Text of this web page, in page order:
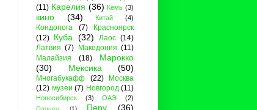
(11) Карелия (36) Кемь (3)
кино (34) Китай (4)
Кондопога (7)
Красноярск
(12) Куба (32) Лаос (14)
Латвия (7) Македония (11)
Малайзия
(18)
Марокко
(30)
Мексика (50)
Многабукафф (22)
Москва
(12) музеи (7) Новгород (11)
Новосибирск (3) ОАЭ (2)
Олонец (1) Перу (36)